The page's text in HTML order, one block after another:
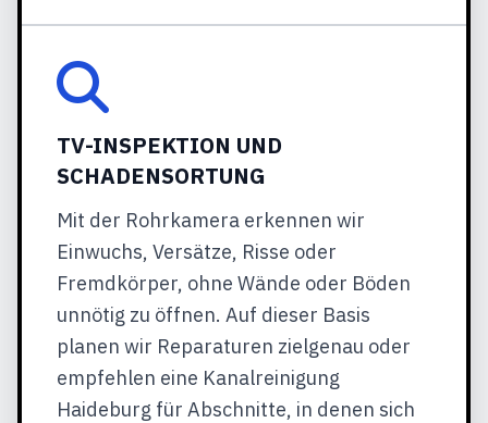
TV-INSPEKTION UND
SCHADENSORTUNG
Mit der Rohrkamera erkennen wir
Einwuchs, Versätze, Risse oder
Fremdkörper, ohne Wände oder Böden
unnötig zu öffnen. Auf dieser Basis
planen wir Reparaturen zielgenau oder
empfehlen eine Kanalreinigung
Haideburg für Abschnitte, in denen sich